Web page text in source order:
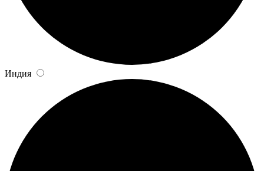
Индия